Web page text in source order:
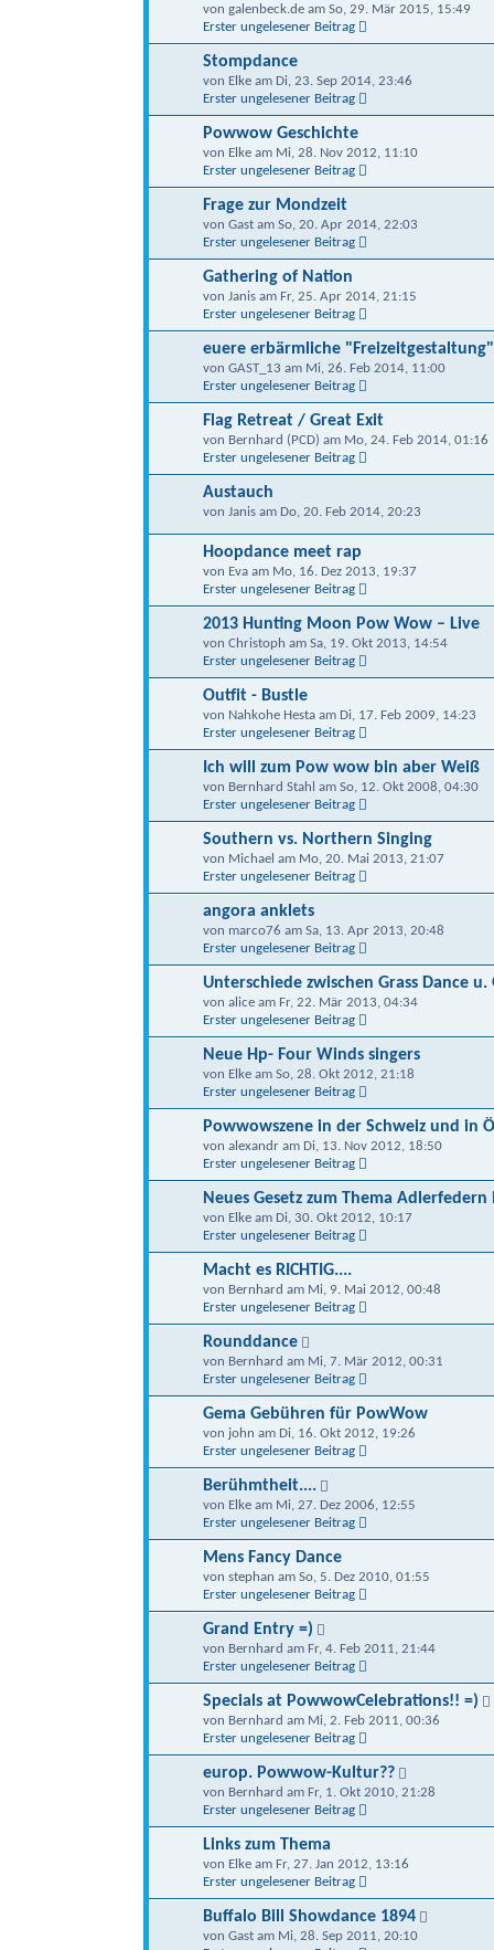
von galenbeck.de am So, 29. Mär 2015, 15:49
Erster ungelesener Beitrag
Stompdance
von Elke am Di, 23. Sep 2014, 23:46
Erster ungelesener Beitrag
Powwow Geschichte
von Elke am Mi, 28. Nov 2012, 11:10
Erster ungelesener Beitrag
Frage zur Mondzeit
von Gast am So, 20. Apr 2014, 22:03
Erster ungelesener Beitrag
Gathering of Nation
von Janis am Fr, 25. Apr 2014, 21:15
Erster ungelesener Beitrag
euere erbärmliche "Freizeitgestaltung"
von GAST_13 am Mi, 26. Feb 2014, 11:00
Erster ungelesener Beitrag
Flag Retreat / Great Exit
von Bernhard (PCD) am Mo, 24. Feb 2014, 01:16
Erster ungelesener Beitrag
Austauch
von Janis am Do, 20. Feb 2014, 20:23
Hoopdance meet rap
von Eva am Mo, 16. Dez 2013, 19:37
Erster ungelesener Beitrag
2013 Hunting Moon Pow Wow – Live
von Christoph am Sa, 19. Okt 2013, 14:54
Erster ungelesener Beitrag
Outfit - Bustle
von Nahkohe Hesta am Di, 17. Feb 2009, 14:23
Erster ungelesener Beitrag
Ich will zum Pow wow bin aber Weiß
von Bernhard Stahl am So, 12. Okt 2008, 04:30
Erster ungelesener Beitrag
Southern vs. Northern Singing
von Michael am Mo, 20. Mai 2013, 21:07
Erster ungelesener Beitrag
angora anklets
von marco76 am Sa, 13. Apr 2013, 20:48
Erster ungelesener Beitrag
Unterschiede zwischen Grass Dance u.
von alice am Fr, 22. Mär 2013, 04:34
Erster ungelesener Beitrag
Neue Hp- Four Winds singers
von Elke am So, 28. Okt 2012, 21:18
Erster ungelesener Beitrag
Powwowszene in der Schweiz und in
von alexandr am Di, 13. Nov 2012, 18:50
Erster ungelesener Beitrag
Neues Gesetz zum Thema
von Elke am Di, 30. Okt 2012, 10:17
Erster ungelesener Beitrag
Macht es RICHTIG....
von Bernhard am Mi, 9. Mai 2012, 00:48
Erster ungelesener Beitrag
Rounddance
von Bernhard am Mi, 7. Mär 2012, 00:31
Erster ungelesener Beitrag
Gema Gebühren für PowWow
von john am Di, 16. Okt 2012, 19:26
Erster ungelesener Beitrag
Berühmtheit....
von Elke am Mi, 27. Dez 2006, 12:55
Erster ungelesener Beitrag
Mens Fancy Dance
von stephan am So, 5. Dez 2010, 01:55
Erster ungelesener Beitrag
Grand Entry =)
von Bernhard am Fr, 4. Feb 2011, 21:44
Erster ungelesener Beitrag
Specials at PowwowCelebrations!! =)
von Bernhard am Mi, 2. Feb 2011, 00:36
Erster ungelesener Beitrag
europ. Powwow-Kultur??
von Bernhard am Fr, 1. Okt 2010, 21:28
Erster ungelesener Beitrag
Links zum Thema
von Elke am Fr, 27. Jan 2012, 13:16
Erster ungelesener Beitrag
Buffalo Bill Showdance 1894
von Gast am Mi, 28. Sep 2011, 20:10